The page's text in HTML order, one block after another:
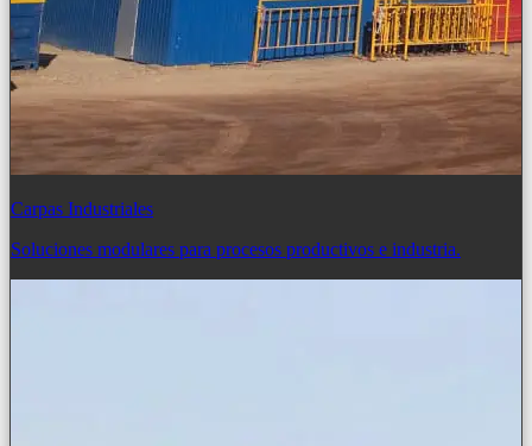
Carpas Industriales
Soluciones modulares para procesos productivos e industria.